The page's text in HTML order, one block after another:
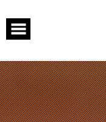
content